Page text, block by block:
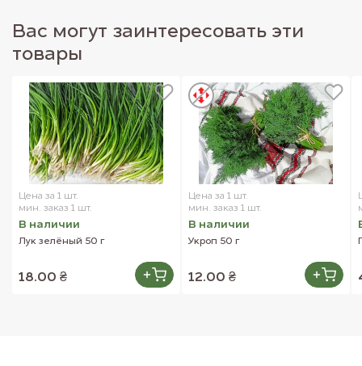
Вас могут заинтересовать эти
товары
Цена за 1 шт.
мин. заказ 1 шт.
В наличии
Лук зелёный 50 г
18.00 ₴
Цена за 1 шт.
мин. заказ 1 шт.
В наличии
Укроп 50 г
12.00 ₴